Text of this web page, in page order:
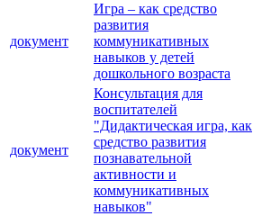
документ
Игра – как средство
развития
коммуникативных
навыков у детей
дошкольного возраста
документ
Консультация для
воспитателей
"Дидактическая игра, как
средство развития
познавательной
активности и
коммуникативных
навыков"